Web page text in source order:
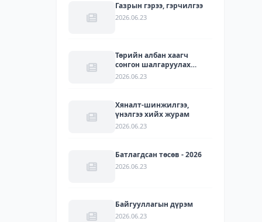
Газрын гэрээ, гэрчилгээ
2026.06.23
Төрийн албан хаагч
сонгон шалгаруулах
журам
2026.06.23
Хяналт-шинжилгээ,
үнэлгээ хийх журам
2026.06.23
Батлагдсан төсөв - 2026
2026.06.23
Байгууллагын дүрэм
2026.06.23